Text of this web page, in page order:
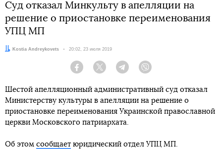
Суд отказал Минкульту в апелляции на
решение о приостановке переименования
УПЦ МП
Автор:Kostia Andreykovets Дата:
20:02, 23 июля 2019
Facebook Twitter Telegram
Шестой апелляционный административный суд отказал
Министерству культуры в апелляции на решение о
приостановке переименования Украинской православной
церкви Московского патриархата.
Об этом сообщает юридический отдел УПЦ МП.